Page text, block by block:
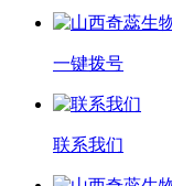
一键拨号
联系我们